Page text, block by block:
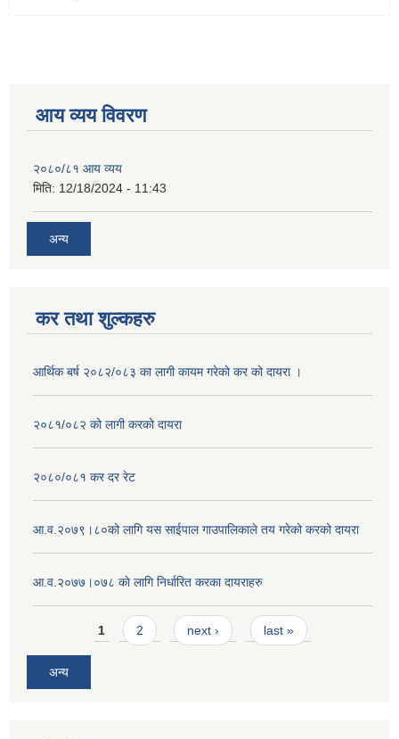
आय व्यय विवरण
२०८०/८१ आय व्यय
मिति: 12/18/2024 - 11:43
अन्य
कर तथा शुल्कहरु
आर्थिक बर्ष २०८२/०८३ का लागी कायम गरेको कर को दायरा ।
२०८१/०८२ को लागी करको दायरा
२०८०/०८१ कर दर रेट
आ.व.२०७९।८०को लागि यस साईपाल गाउपालिकाले तय गरेको करको दायरा
आ‍.व.२०७७।०७८ काे लागि निर्धारित करका दायराहरु
Pages1 2 next › last »
अन्य